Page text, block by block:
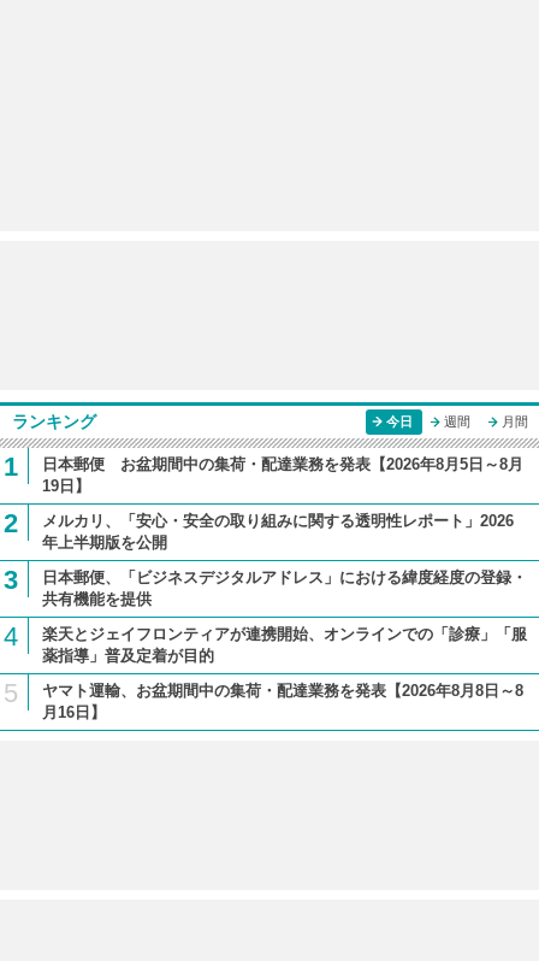
ランキング 今日 週間 月間
1
日本郵便 お盆期間中の集荷・配達業務を発表【2026年8月5日～8月
19日】
2
メルカリ、「安心・安全の取り組みに関する透明性レポート」2026
年上半期版を公開
3
日本郵便、「ビジネスデジタルアドレス」における緯度経度の登録・
共有機能を提供
4
楽天とジェイフロンティアが連携開始、オンラインでの「診療」「服
薬指導」普及定着が目的
5
ヤマト運輸、お盆期間中の集荷・配達業務を発表【2026年8月8日～8
月16日】